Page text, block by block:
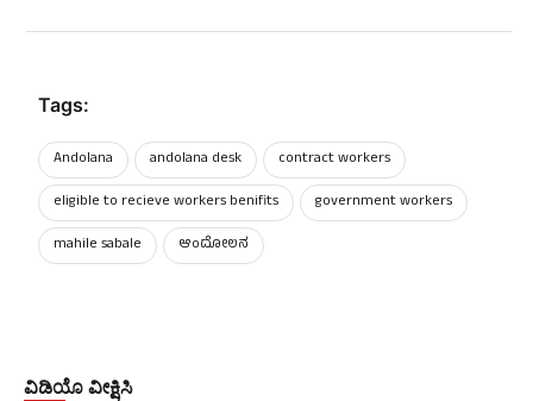
Tags:
Andolana andolana desk
contract workers
eligible to recieve workers benifits
government workers
mahile sabale
ಆಂದೋಲನ
ವಿಡಿಯೊ ವೀಕ್ಷಿಸಿ